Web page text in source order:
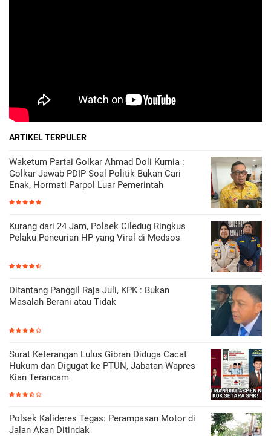
ARTIKEL TERPULER
Waketum Partai Golkar Ahmad Doli Kurnia :
Golkar Jawab PDIP Soal Politik Bukan Cari
Enak, Hormati Parpol Luar Pemerintah
Kurang dari 24 Jam, Polsek Ciledug Ringkus
Pelaku Pencurian HP yang Viral di Medsos
Ditantang Panggil Raja Juli, KPK : Bukan
Masalah Berani atau Tidak
Surat Keterangan Lulus Gibran Diduga Cacat
Hukum dan Digugat ke PTUN, Jabatan Wapres
Kian Terancam
Polsek Kalideres Tegas: Perampasan Motor di
Jalan Akan Ditindak